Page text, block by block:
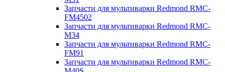
Запчасти для мультиварки Redmond RMC-
FM4502
Запчасти для мультиварки Redmond RMC-
M34
Запчасти для мультиварки Redmond RMC-
FM91
Запчасти для мультиварки Redmond RMC-